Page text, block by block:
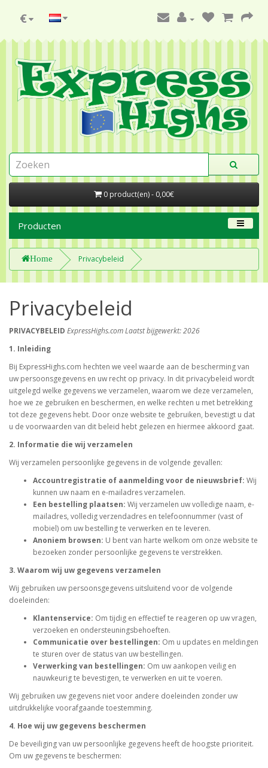
€
0 product(en) - 0,00€
Producten
Home Privacybeleid
Privacybeleid
PRIVACYBELEID ExpressHighs.comLaatst bijgewerkt: 2026
1. Inleiding
Bij ExpressHighs.com hechten we veel waarde aan de bescherming van
uw persoonsgegevens en uw recht op privacy. In dit privacybeleid wordt
uitgelegd welke gegevens we verzamelen, waarom we deze verzamelen,
hoe we ze gebruiken en beschermen, en welke rechten u met betrekking
tot deze gegevens hebt. Door onze website te gebruiken, bevestigt u dat
u de voorwaarden van dit beleid hebt gelezen en hiermee akkoord gaat.
2. Informatie die wij verzamelen
Wij verzamelen persoonlijke gegevens in de volgende gevallen:
Accountregistratie of aanmelding voor de nieuwsbrief: Wij
kunnen uw naam en e-mailadres verzamelen.
Een bestelling plaatsen: Wij verzamelen uw volledige naam, e-
mailadres, volledig verzendadres en telefoonnummer (vast of
mobiel) om uw bestelling te verwerken en te leveren.
Anoniem browsen: U bent van harte welkom om onze website te
bezoeken zonder persoonlijke gegevens te verstrekken.
3. Waarom wij uw gegevens verzamelen
Wij gebruiken uw persoonsgegevens uitsluitend voor de volgende
doeleinden:
Klantenservice: Om tijdig en effectief te reageren op uw vragen,
verzoeken en ondersteuningsbehoeften.
Communicatie over bestellingen: Om u updates en meldingen
te sturen over de status van uw bestellingen.
Verwerking van bestellingen: Om uw aankopen veilig en
nauwkeurig te bevestigen, te verwerken en uit te voeren.
Wij gebruiken uw gegevens niet voor andere doeleinden zonder uw
uitdrukkelijke voorafgaande toestemming.
4. Hoe wij uw gegevens beschermen
De beveiliging van uw persoonlijke gegevens heeft de hoogste prioriteit.
Om uw gegevens te beschermen: